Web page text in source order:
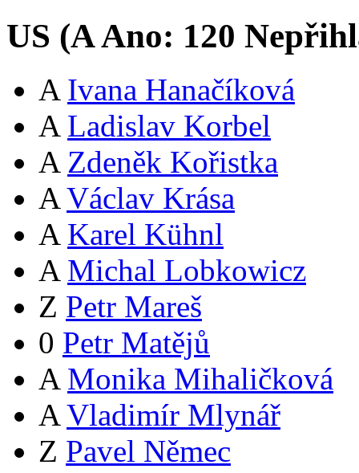
US (AAno: 120
A Ivana Hanačíková
A Ladislav Korbel
A Zdeněk Kořistka
A Václav Krása
A Karel Kühnl
A Michal Lobkowicz
Z Petr Mareš
0 Petr Matějů
A Monika Mihaličková
A Vladimír Mlynář
Z Pavel Němec